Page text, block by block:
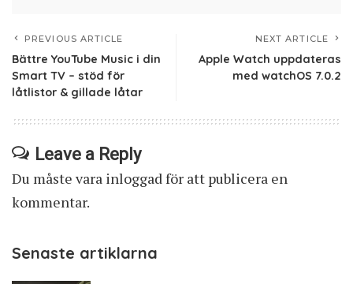
PREVIOUS ARTICLE
Bättre YouTube Music i din
Smart TV – stöd för
låtlistor & gillade låtar
NEXT ARTICLE
Apple Watch uppdateras
med watchOS 7.0.2
Leave a Reply
Du måste vara inloggadför att publicera en
kommentar.
Senaste artiklarna